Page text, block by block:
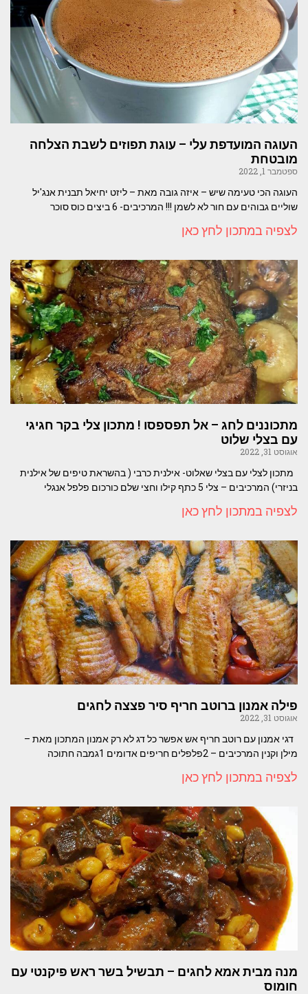
העוגה המועדפת עלי – עוגת תפוזים לשבת הצלחה
מובטחת
ספטמבר 1, 2022
העוגה הכי טעימה שיש – איזה גובה מאת – ליזט יחיאל תבנית אנג'יל
שוליים גבוהים עם חור לא לשמן !!! המרכיבים- 6 ביצים כוס סוכר
לצפיה במתכון לחץ כאן
מתכוננים לחג – אל תפספסו ! מתכון צלי בקר חגיגי
עם בצלי שלוט
אוגוסט 31, 2022
מתכון לצלי עם בצלי שאלוט- אילנית כרבי ( בהשראת טיפים של אילנית
בניזרי) המרכיבים – צלי 5 כתף קילו וחצי שלם כורכום פלפל אנגלי
לצפיה במתכון לחץ כאן
פילה אמנון ברוטב חריף סיר פצצה לחגים
אוגוסט 31, 2022
דגי אמנון עם רוטב חריף אש אפשר כל דג לא רק אמנון המתכון מאת –
מילן וקנין המרכיבים – 2פלפלים חריפים אדומים 1גמבה חתוכה
לצפיה במתכון לחץ כאן
מנה מבית אמא לחגים – תבשיל בשר ראש פיקנטי עם
חומוס